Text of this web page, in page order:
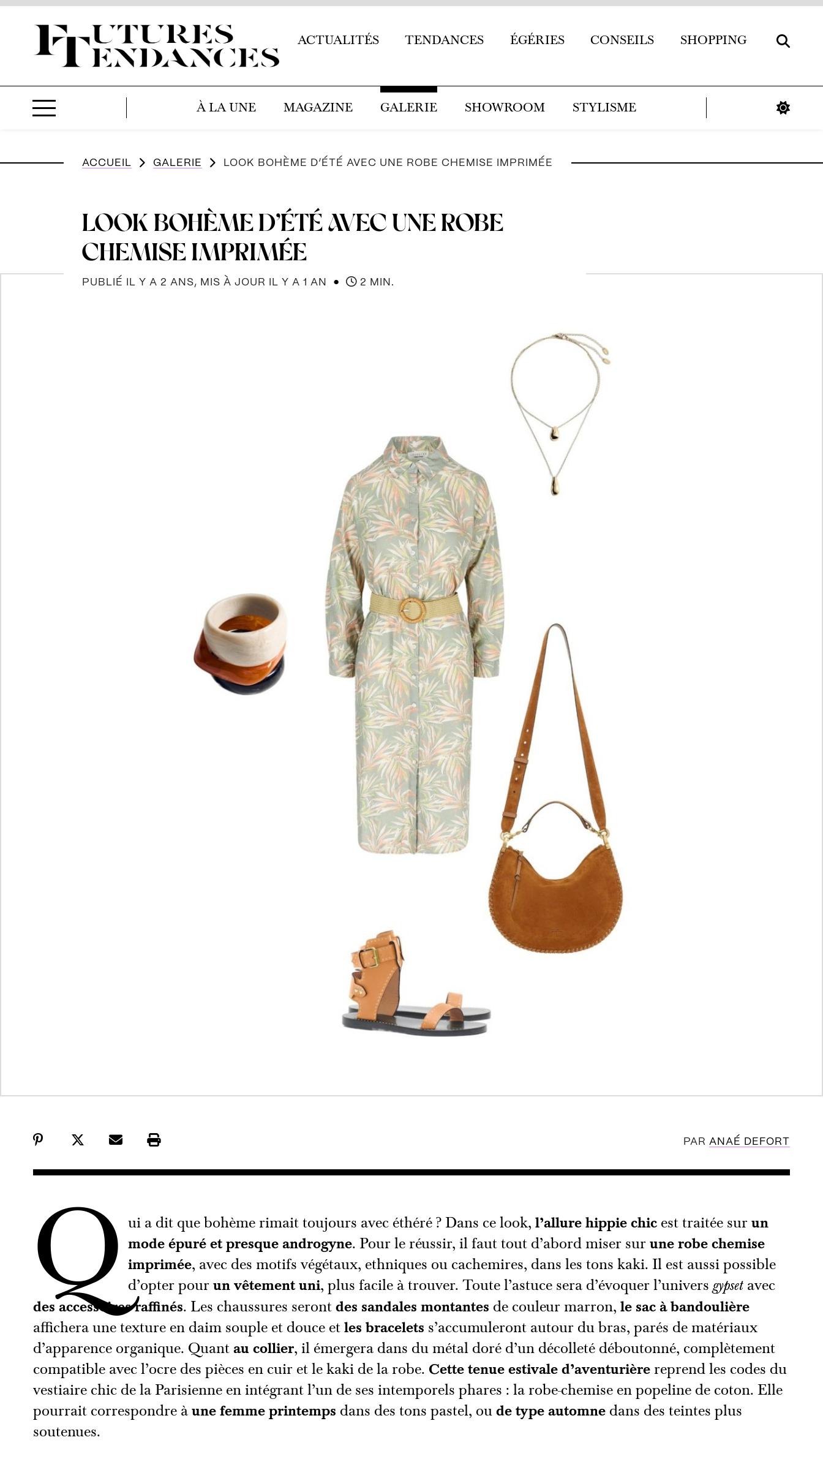
ACTUALITÉS TENDANCES ÉGÉRIES CONSEILS SHOPPING
À LA UNE MAGAZINE GALERIE SHOWROOM STYLISME
ACCUEIL GALERIE LOOK BOHÈME D’ÉTÉ AVEC UNE ROBE CHEMISE IMPRIMÉE
LOOK BOHÈME D’ÉTÉ AVEC UNE ROBE
CHEMISE IMPRIMÉE
PUBLIÉ IL Y A 2 ANS, MIS À JOUR IL Y A 1 AN ● 2 MIN.
PAR ANAÉ DEFORT
Q ui a dit que bohème rimait toujours avec éthéré ? Dans ce look, l’allure hippie chicest traitée sur un
mode épuré et presque androgyne. Pour le réussir, il faut tout d’abord miser sur une robe chemise
imprimée, avec des motifs végétaux, ethniques ou cachemires, dans les tons kaki. Il est aussi possible
d’opter pour un vêtement uni, plus facile à trouver. Toute l’astuce sera d’évoquer l’univers gypsetavec
des accessoires raffinés. Les chaussures seront des sandales montantes de couleur marron, le sac à bandoulière
affichera une texture en daim souple et douce et les bracelets s’accumuleront autour du bras, parés de matériaux
d’apparence organique. Quant au collier, il émergera dans du métal doré d’un décolleté déboutonné, complètement
compatible avec l’ocre des pièces en cuir et le kaki de la robe. Cette tenue estivale d’aventurièrereprend les codes du
vestiaire chic de la Parisienne en intégrant l’un de ses intemporels phares : la robe-chemise en popeline de coton. Elle
pourrait correspondre à une femme printemps dans des tons pastel, ou de type automnedans des teintes plus
soutenues.